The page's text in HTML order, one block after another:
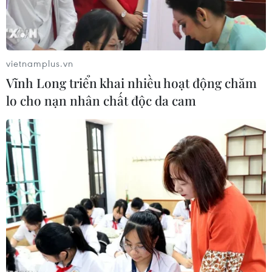
giới.
(Nguồn: Reuters)
Theo phóng viên TTXVN tại Nhật Bản, ngày
15/6, các bộ trưởng năng lượng và môi trường
của Nhóm các nền kinh tế phát triển và mới nổi
hàng đầu thế giới (G20) đã nhóm họp tại tỉnh
vietnamplus.vn
Vĩnh Long triển khai nhiều hoạt động chăm
lo cho nạn nhân chất độc da cam